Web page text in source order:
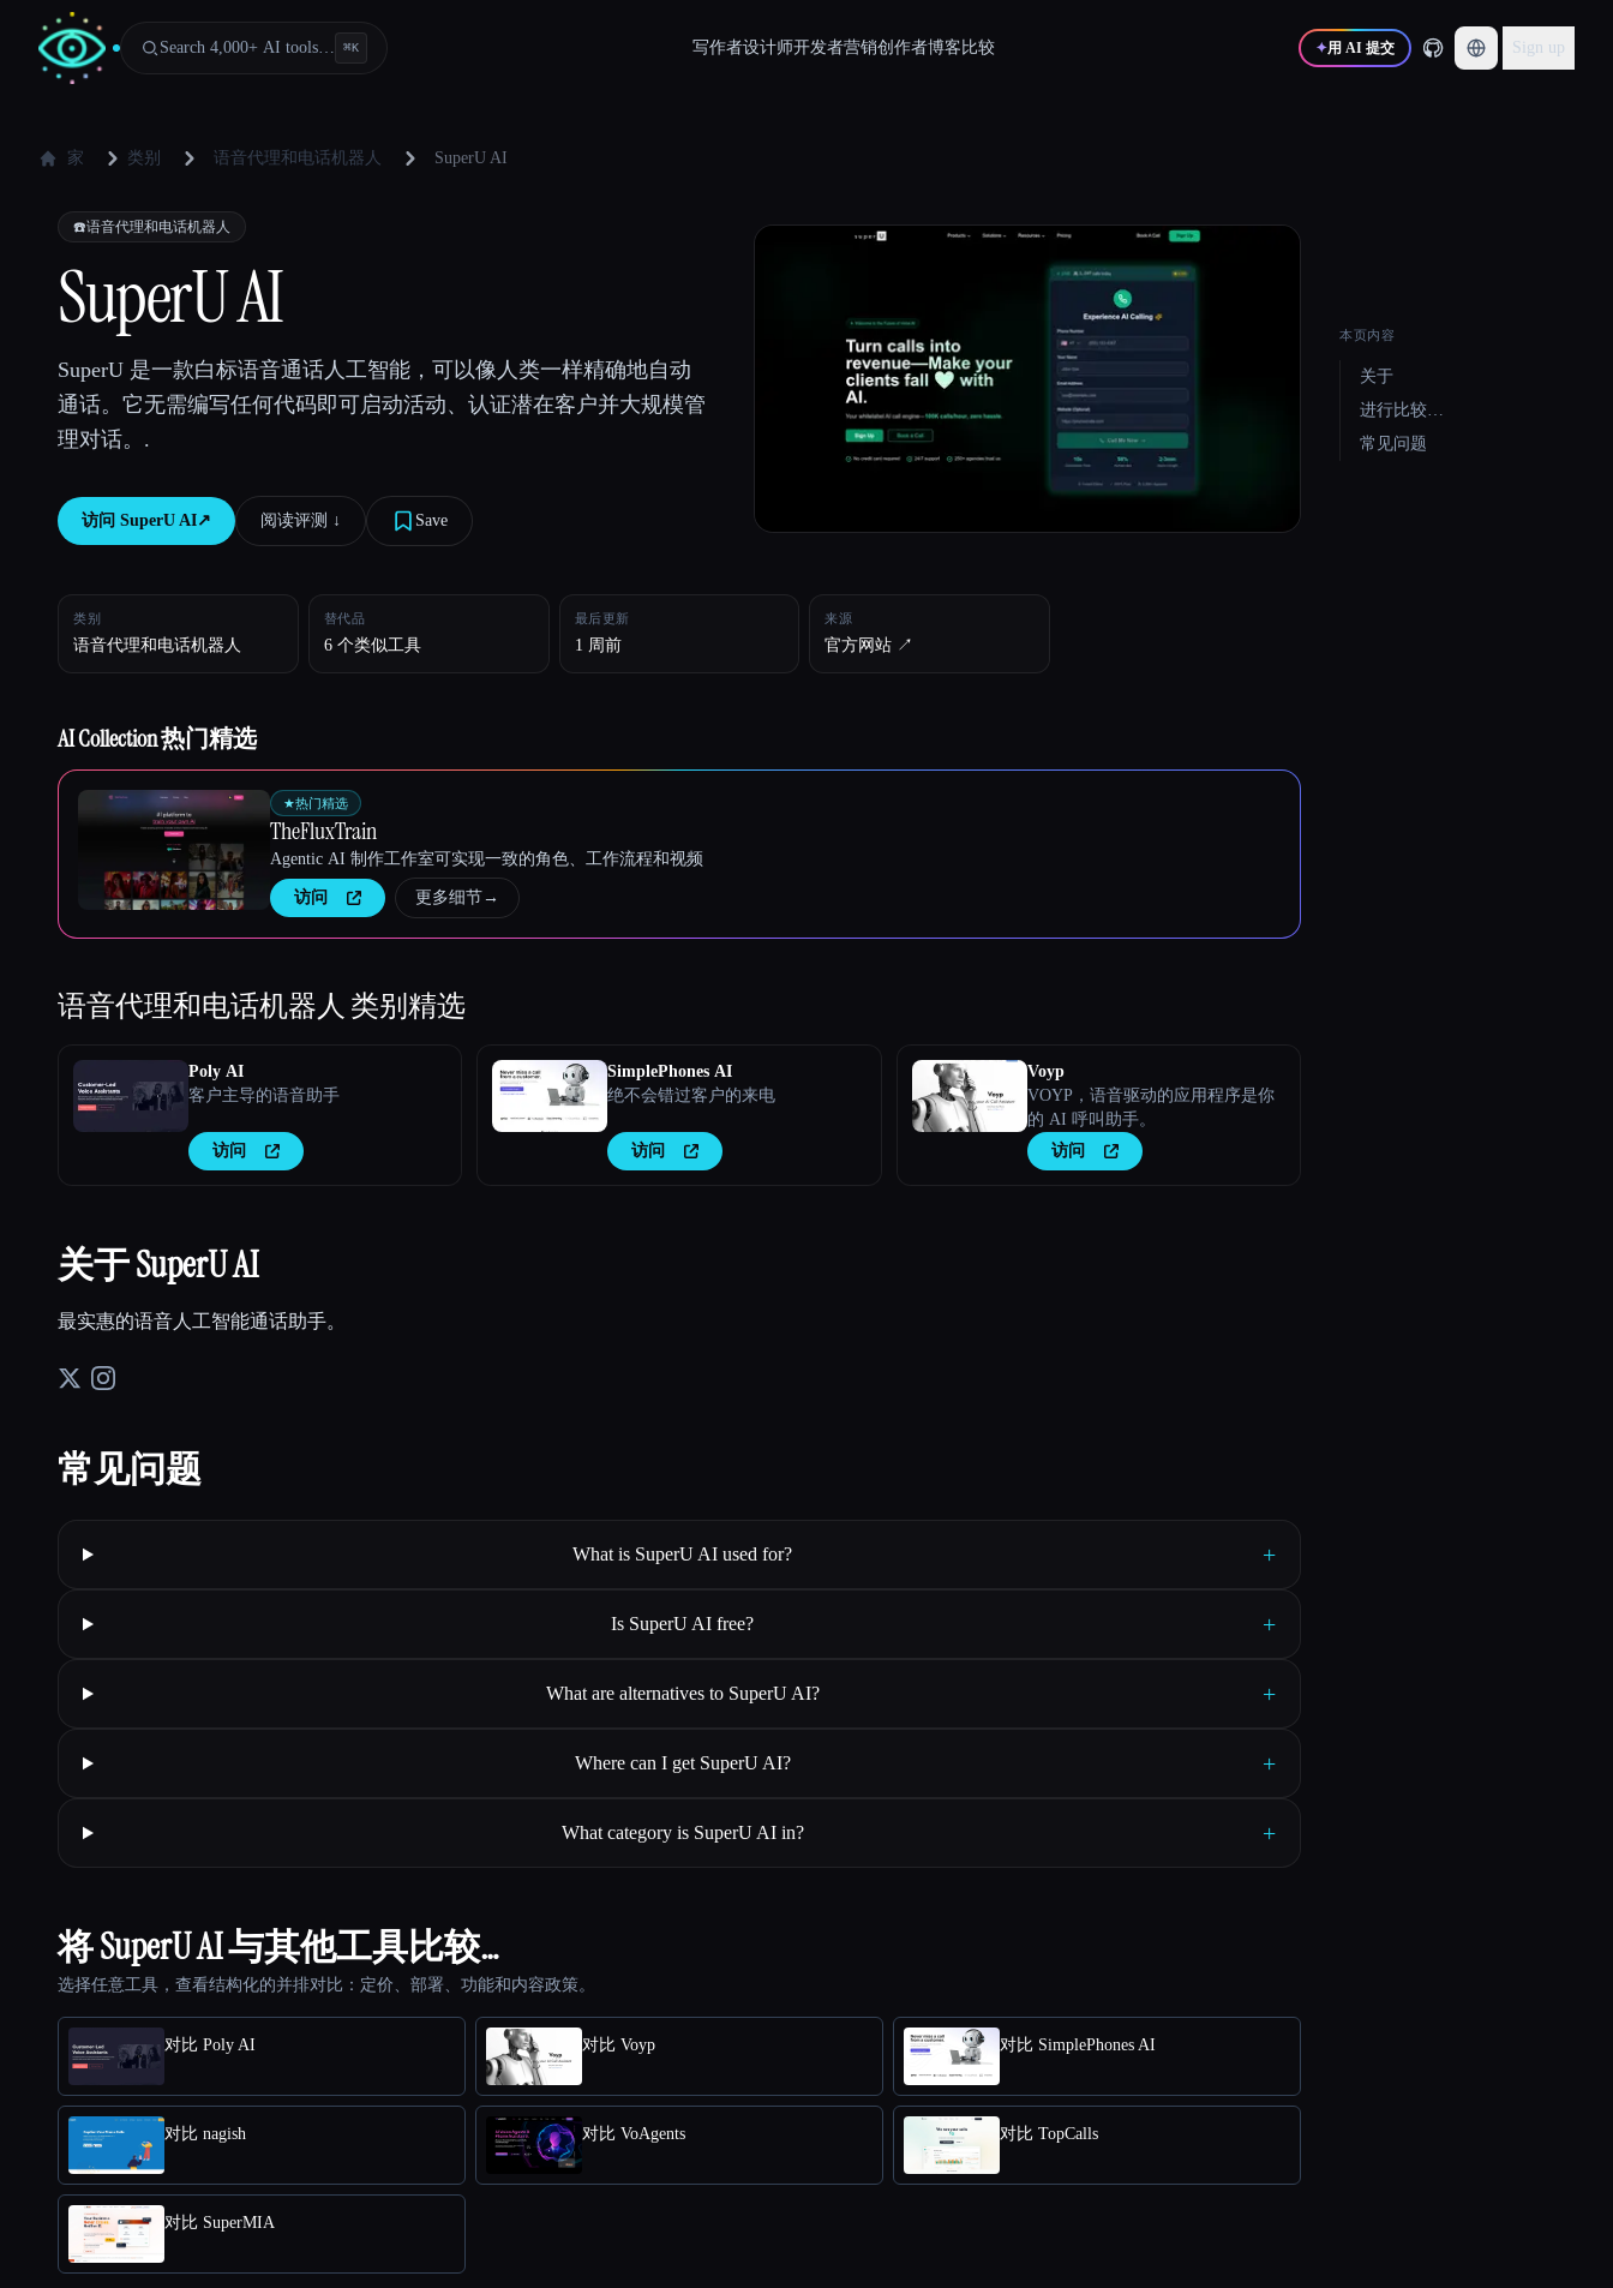
Search 4,000+ AI tools… ⌘K 写作者设计师开发者营销创作者博客 比较 ✦用 AI 提交 Sign up
家 类别 语音代理和电话机器人 SuperU AI
☎️语音代理和电话机器人
SuperU AI
SuperU 是一款白标语音通话人工智能，可以像人类一样精确地自动
通话。它无需编写任何代码即可启动活动、认证潜在客户并大规模管
理对话。.
访问 SuperU AI↗︎ 阅读评测 ↓︎ Save
类别
语音代理和电话机器人
替代品
6 个类似工具
最后更新
1 周前
来源
官方网站 ↗︎
AI Collection 热门精选
★热门精选
TheFluxTrain
Agentic AI 制作工作室可实现一致的角色、工作流程和视频
访问 更多细节→
语音代理和电话机器人 类别精选
Poly AI
客户主导的语音助手
访问
SimplePhones AI
绝不会错过客户的来电
访问
Voyp
VOYP，语音驱动的应用程序是你
的 AI 呼叫助手。
访问
关于 SuperU AI
最实惠的语音人工智能通话助手。
常见问题
What is SuperU AI used for? +
Is SuperU AI free? +
What are alternatives to SuperU AI? +
Where can I get SuperU AI? +
What category is SuperU AI in? +
将 SuperU AI 与其他工具比较…
选择任意工具，查看结构化的并排对比：定价、部署、功能和内容政策。
对比 Poly AI 对比 Voyp 对比 SimplePhones AI
对比 nagish 对比 VoAgents 对比 TopCalls
对比 SuperMIA
本页内容
关于
进行比较…
常见问题